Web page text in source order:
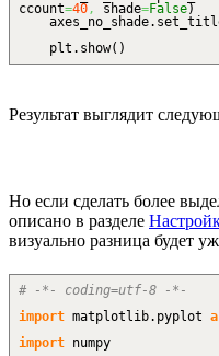
ccount=40, shade=False)
axes_no_shade.
plt. show( )
Результат выглядит
Но если сделать более
описано в разделе
визуально разница будет
# -*- coding=utf-8 -*-
import matplotlib. pyplot
import numpy